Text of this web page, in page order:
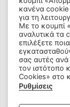
κανένα
για τη
Με το κουμπί
αναλυτικά τα
επιλέξετε
σας αυτές
τον ιστότοπο
Cookies» στο
Ρυθμίσεις